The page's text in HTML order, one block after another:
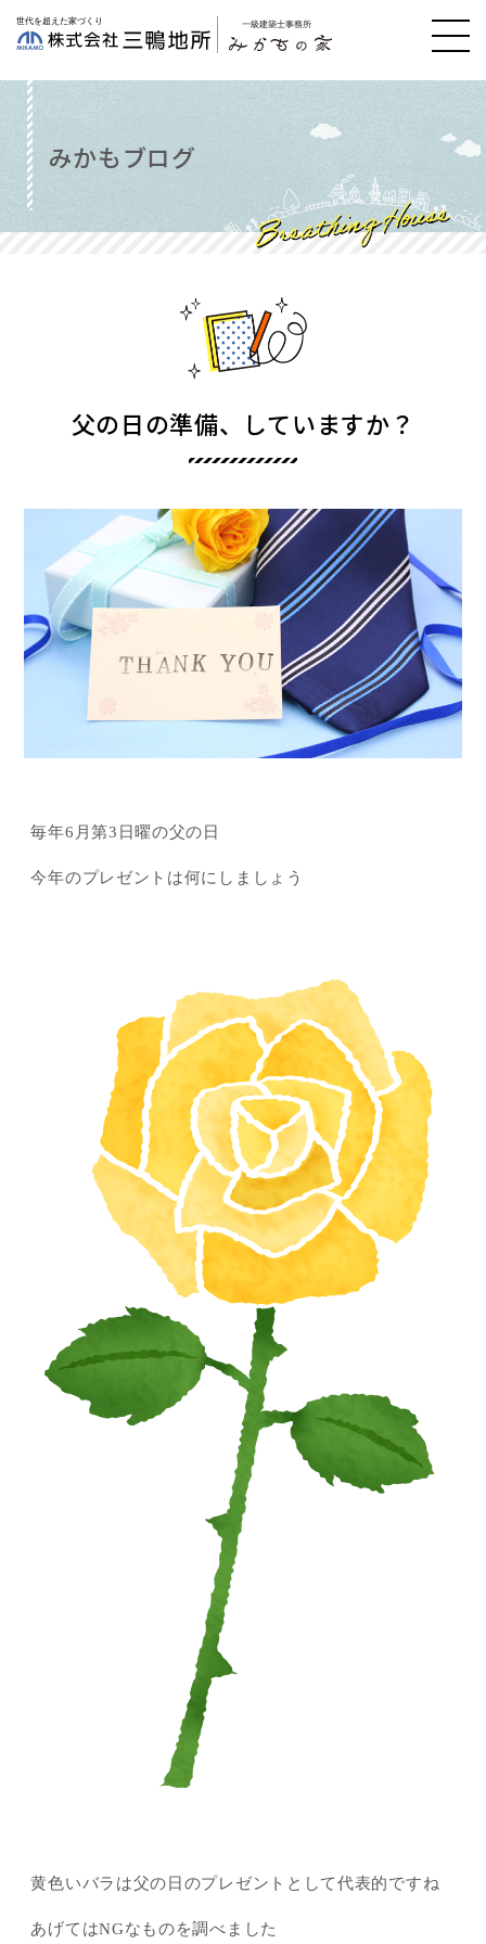
みかもブログ
父の日の準備、していますか？
毎年6月第3日曜の父の日
今年のプレゼントは何にしましょう
黄色いバラは父の日のプレゼントとして代表的ですね
あげてはNGなものを調べました